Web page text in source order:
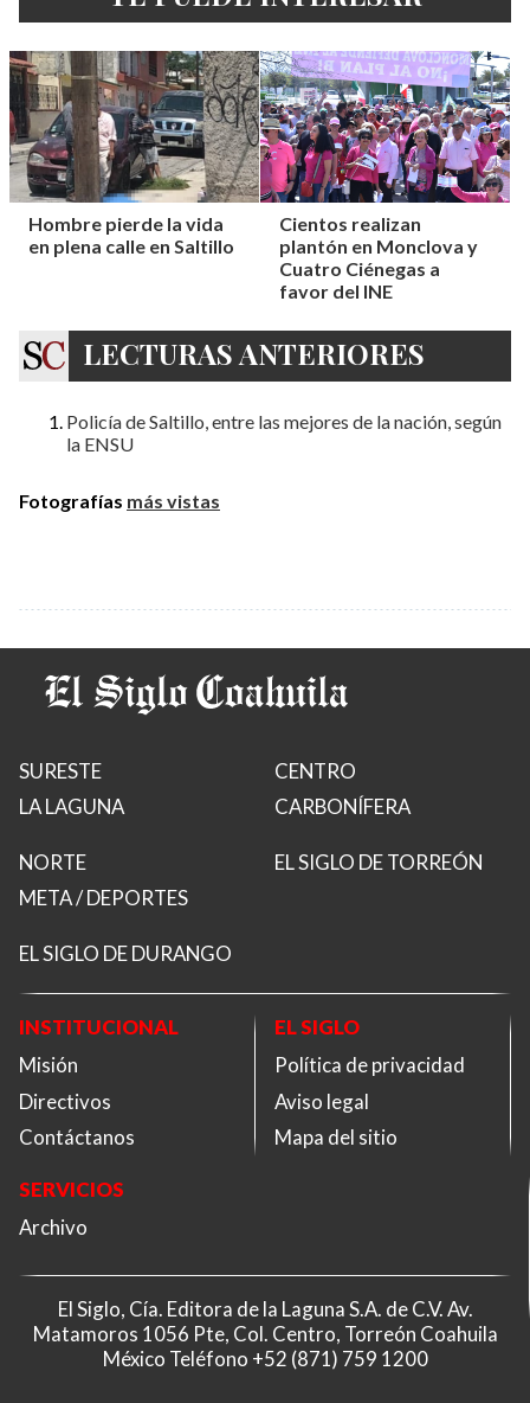
Hombre pierde la vida
en plena calle en Saltillo
Cientos realizan
plantón en Monclova y
Cuatro Ciénegas a
favor del INE
LECTURAS ANTERIORES
Policía de Saltillo, entre las mejores de la nación, según
la ENSU
Fotografías más vistas
SURESTE
LA LAGUNA
CENTRO
CARBONÍFERA
NORTE
META / DEPORTES
EL SIGLO DE TORREÓN
EL SIGLO DE DURANGO
INSTITUCIONAL
Misión
Directivos
Contáctanos
EL SIGLO
Política de privacidad
Aviso legal
Mapa del sitio
SERVICIOS
Archivo
El Siglo, Cía. Editora de la Laguna S.A. de C.V. Av.
Matamoros 1056 Pte, Col. Centro, Torreón Coahuila
México Teléfono +52 (871) 759 1200